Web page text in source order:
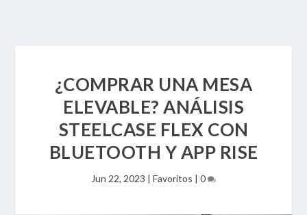
¿COMPRAR UNA MESA
ELEVABLE? ANÁLISIS
STEELCASE FLEX CON
BLUETOOTH Y APP RISE
Jun 22, 2023 | Favoritos | 0